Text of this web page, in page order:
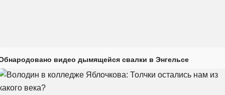
видео дымящейся свалки в Энгельсе